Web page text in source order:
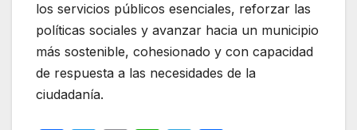
los servicios públicos esenciales, reforzar las
políticas sociales y avanzar hacia un municipio
más sostenible, cohesionado y con capacidad
de respuesta a las necesidades de la
ciudadanía.